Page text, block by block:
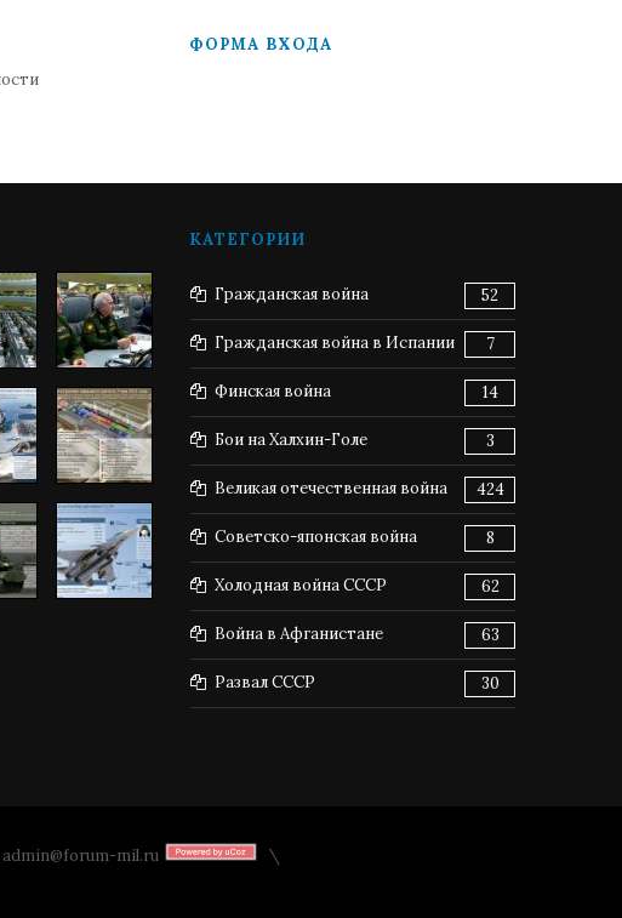
ФОРМА ВХОДА
КАТЕГОРИИ
Гражданская война 52
Гражданская война в Испании 7
Финская война 14
Бои на Халхин-Голе 3
Великая отечественная война 424
Советско-японская война 8
Холодная война СССР 62
Война в Афганистане 63
Развал СССР 30
admin@forum-mil.ru